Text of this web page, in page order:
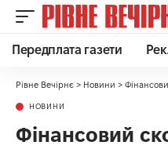
Передплата газети
Рівне Вечірнє > Новини > Фінансовий
НОВИНИ
Фінансовий